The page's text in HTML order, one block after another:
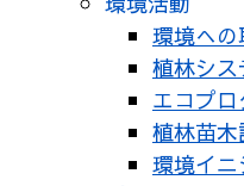
環境へ
植林シス
エコプ
植林苗木
環境イ